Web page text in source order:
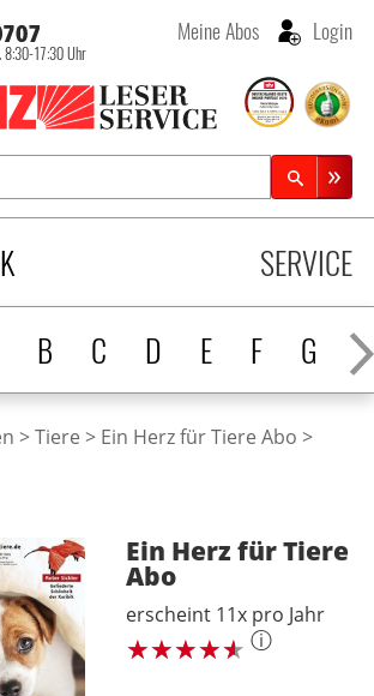
8:30-17:30 Uhr
Meine Abos Login
B C D E F G H
SERVICE
Tiere
Ein Herz für Tiere Abo
Ein Herz für Tiere
Abo
erscheint 11x pro Jahr
ⓘ